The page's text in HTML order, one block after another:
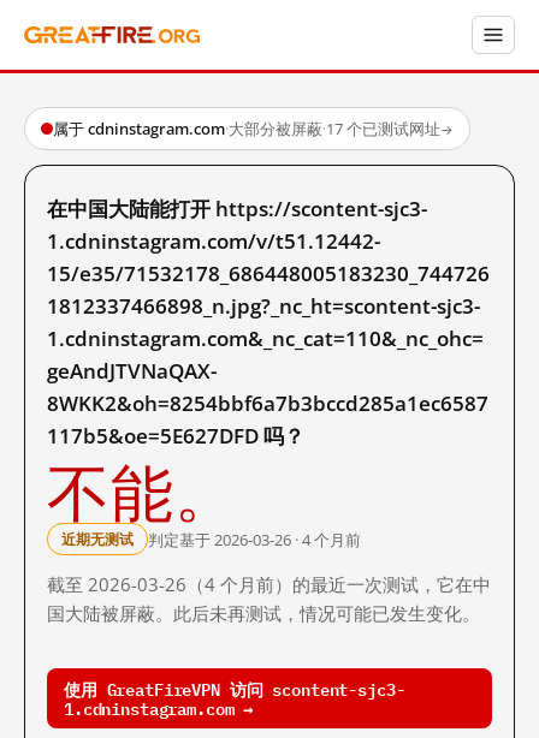
属于 cdninstagram.com·大部分被屏蔽·17 个已测试网址→
在中国大陆能打开 https://scontent-sjc3-
1.cdninstagram.com/v/t51.12442-
15/e35/71532178_686448005183230_744726
1812337466898_n.jpg?_nc_ht=scontent-sjc3-
1.cdninstagram.com&_nc_cat=110&_nc_ohc=
geAndJTVNaQAX-
8WKK2&oh=8254bbf6a7b3bccd285a1ec6587
117b5&oe=5E627DFD 吗？
不能。
近期无测试 判定基于 2026-03-26 · 4 个月前
截至 2026-03-26（4 个月前）的最近一次测试，它在中
国大陆被屏蔽。此后未再测试，情况可能已发生变化。
使用 GreatFireVPN 访问 scontent-sjc3-
1.cdninstagram.com →